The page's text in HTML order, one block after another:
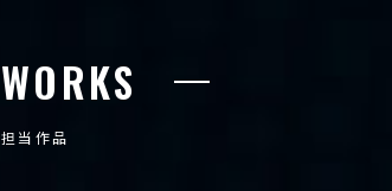
WORKS
担当作品